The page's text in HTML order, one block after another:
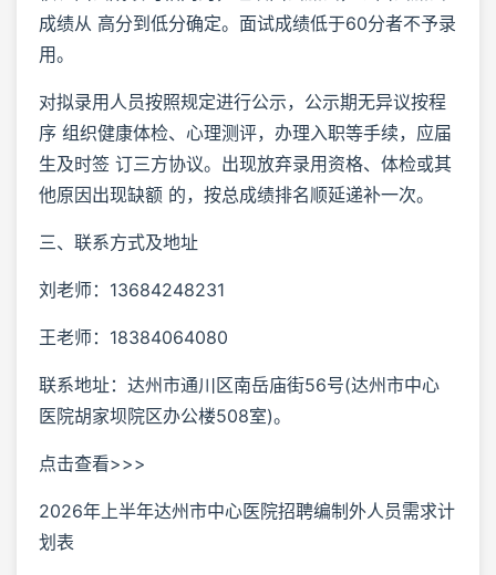
成绩从 高分到低分确定。面试成绩低于60分者不予录
用。
对拟录用人员按照规定进行公示，公示期无异议按程
序 组织健康体检、心理测评，办理入职等手续，应届
生及时签 订三方协议。出现放弃录用资格、体检或其
他原因出现缺额 的，按总成绩排名顺延递补一次。
三、联系方式及地址
刘老师：13684248231
王老师：18384064080
联系地址：达州市通川区南岳庙街56号(达州市中心
医院胡家坝院区办公楼508室)。
点击查看>>>
2026年上半年达州市中心医院招聘编制外人员需求计
划表